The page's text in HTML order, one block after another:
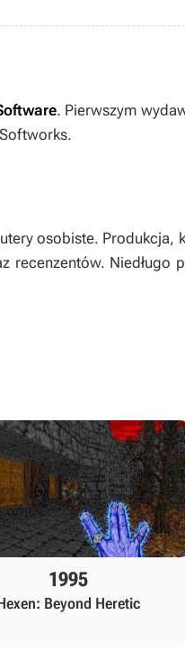
. Pierwszym
osobiste. Produkcja,
Niedługo
1995
Beyond Heretic